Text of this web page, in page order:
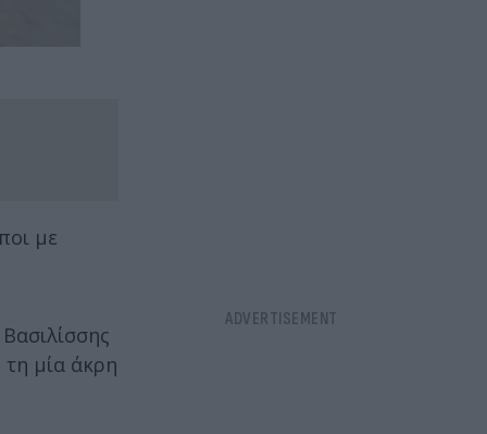
με
μία άκρη